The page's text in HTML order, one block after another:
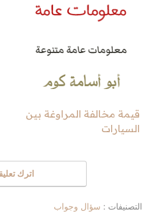
قيمة مخالفة المراوغة بين
السيارات
اترك
التصنيفات : سؤال وجواب